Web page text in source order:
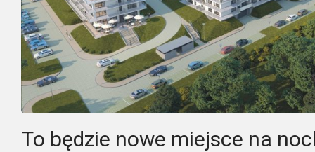
To będzie nowe miejsce na